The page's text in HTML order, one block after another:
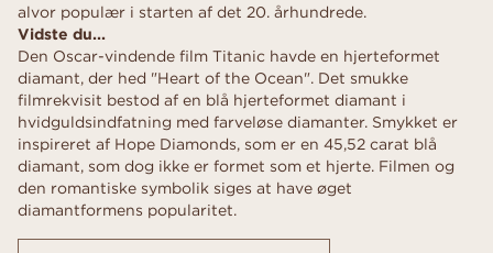
alvor populær i starten af det 20. århundrede.
Vidste du...
Den Oscar-vindende film Titanic havde en hjerteformet
diamant, der hed "Heart of the Ocean". Det smukke
filmrekvisit bestod af en blå hjerteformet diamant i
hvidguldsindfatning med farveløse diamanter. Smykket er
inspireret af Hope Diamonds, som er en 45,52 carat blå
diamant, som dog ikke er formet som et hjerte. Filmen og
den romantiske symbolik siges at have øget
diamantformens popularitet.